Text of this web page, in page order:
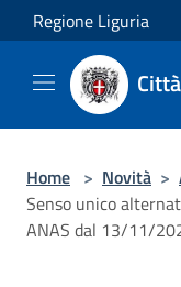
Salta al contenuto
Regione Liguria
Home > Novità >
Senso unico
ANAS dal 13/11/